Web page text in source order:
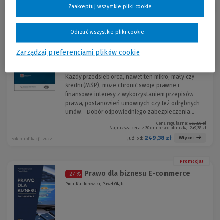
-5 % Zabezpieczenie umów i biznesu.
Praktyczny poradnik z wz...
Każdy przedsiębiorca, nawet ten mikro, mały czy
średni (MŚP), może chronić swoje prawne i
finansowe interesy z wykorzystaniem przepisów
prawa, postanowień umownych czy też odrębnych
umów. Dobór odpowiedniego zabezpieczenia...
Cena regularna: 262,50 zł
Najniższa cena z 30 dni przed obniżką: 249,38 zł
Już od: 249,38 zł Więcej
Rok publikacji: 2022
Promocja!
-27 % Prawo dla biznesu E-commerce
Piotr Kantorowski, Paweł Głąb
Zarządzaj preferencjami plików cookie
Odrzuć wszystkie pliki cookie
Zaakceptuj wszystkie pliki cookie